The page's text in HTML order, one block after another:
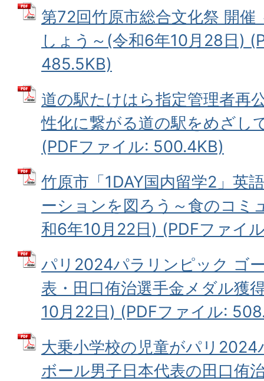
第72回竹原市総合文化祭 開
しょう～(令和6年10月28日)
485.5KB)
道の駅たけはら指定管理者再
性化に繋がる道の駅をめざし
(PDFファイル: 500.4KB)
竹原市「1DAY国内留学2」英
ーションを図ろう～食のコミ
和6年10月22日) (PDFファイ
パリ2024パラリンピック ゴ
表・田口侑治選手金メダル獲
10月22日) (PDFファイル:
大乗小学校の児童がパリ
ボール男子日本代表の田口侑